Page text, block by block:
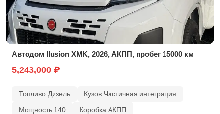
Автодом Ilusion XMK, 2026, АКПП, пробег 15000 км
5,243,000 ₽
Топливо Дизель
Кузов Частичная интеграция
Мощность 140
Коробка АКПП